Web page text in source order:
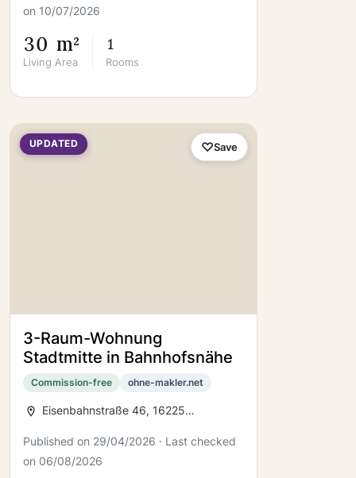
on 10/07/2026
30 m²
Living Area
1
Rooms
UPDATED
3-Raum-Wohnung
Stadtmitte in Bahnhofsnähe
Commission-free ohne-makler.net
Eisenbahnstraße 46, 16225
Published on 29/04/2026 · Last checked
on 06/08/2026
Save